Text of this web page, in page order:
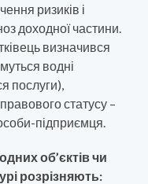
ризиків і
доходної частини.
визначився
водні
послуги),
статусу –
підприємця.
об’єктів чи
розрізняють: